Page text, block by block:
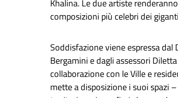
Khalina. Le due artiste
composizioni più celebri dei
Soddisfazione viene espressa
Bergamini e dagli assessori
collaborazione con le Ville e
mette a disposizione i suoi spazi